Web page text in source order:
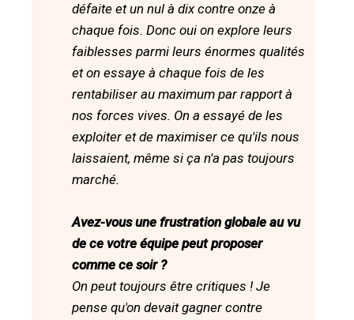
défaite et un nul à dix contre onze à
chaque fois. Donc oui on explore leurs
faiblesses parmi leurs énormes qualités
et on essaye à chaque fois de les
rentabiliser au maximum par rapport à
nos forces vives. On a essayé de les
exploiter et de maximiser ce qu'ils nous
laissaient, même si ça n'a pas toujours
marché.
Avez-vous une frustration globale au vu
de ce votre équipe peut proposer
comme ce soir ?
On peut toujours être critiques ! Je
pense qu'on devait gagner contre